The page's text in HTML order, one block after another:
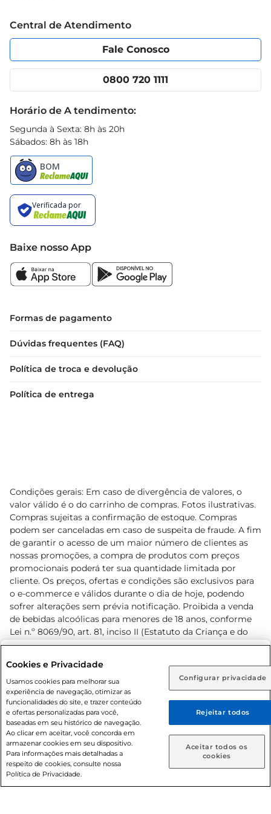
Rio de Janeiro (RJ) Goiás (GO)
Ou
Caso queira comprar online, informe como deseja receber
suas compras:
Entrega em casa Retire em Loja
Política de Privacidade
Portal do fornecedor
Cencosud Media
Código de Ética
App Prezunic
Central de Atendimento
Fale Conosco
0800 720 1111
Horário de A tendimento:
Segunda à Sexta: 8h às 20h
Sábados: 8h às 18h
Baixe nosso App
Formas de pagamento
Dúvidas frequentes (FAQ)
Política de troca e devolução
Política de entrega
Condições gerais: Em caso de divergência de valores, o
valor válido é o do carrinho de compras. Fotos ilustrativas.
Compras sujeitas a confirmação de estoque. Compras
podem ser canceladas em caso de suspeita de fraude. A fim
de garantir o acesso de um maior número de clientes as
nossas promoções, a compra de produtos com preços
promocionais poderá ter sua quantidade limitada por
cliente. Os preços, ofertas e condições são exclusivos para
o e-commerce e válidos durante o dia de hoje, podendo
sofrer alterações sem prévia notificação. Proibida a venda
de bebidas alcoólicas para menores de 18 anos, conforme
Lei n.º 8069/90, art. 81, inciso II (Estatuto da Criança e do
Adolescente). Preços e condições exclusivos para o
prévio. O valor mínimo para as compras on-line é de R$
80,00.
© 2026 Copyright. Todos os direitos
reservados Prezunic.
Cookies e Privacidade
Usamos cookies para melhorar sua
experiência de navegação, otimizar as
funcionalidades do site, e trazer conteúdo
e ofertas personalizadas para você,
baseadas em seu histórico de navegação.
Ao clicar em aceitar, você concorda em
armazenar cookies em seu dispositivo.
Para informações mais detalhadas a
respeito de cookies, consulte nossa
Política de Privacidade.
Configurar privacidade
Rejeitar todos
Aceitar todos os
cookies